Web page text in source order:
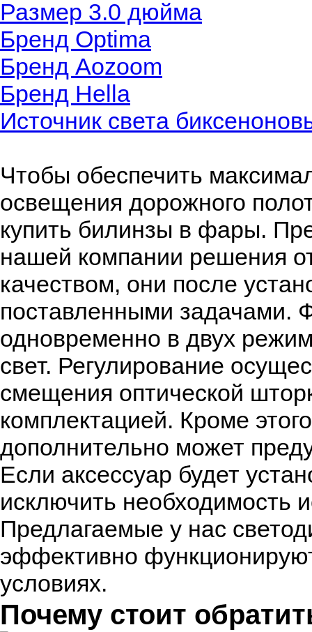
Размер 3.0 дюйма
Бренд Optima
Бренд Aozoom
Бренд Hella
Источник света
Чтобы обеспечить
освещения дорожного
купить билинзы в фары.
нашей компании решения
качеством, они после
поставленными задачами.
одновременно в двух
свет. Регулирование
смещения оптической
комплектацией. Кроме
дополнительно может
Если аксессуар будет
исключить необходимость
Предлагаемые у нас
эффективно
условиях.
Почему стоит